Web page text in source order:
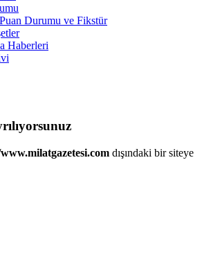
Durumu ve Fikstür
Haberleri
dışındaki bir siteye